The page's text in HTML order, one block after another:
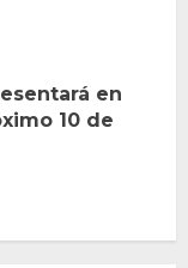
en
10 de